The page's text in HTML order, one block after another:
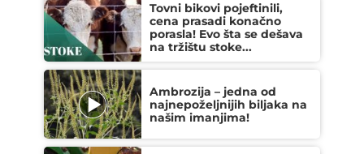
Tovni bikovi pojeftinili,
cena prasadi konačno
porasla! Evo šta se dešava
na tržištu stoke...
Ambrozija – jedna od
najnepoželjnijih biljaka na
našim imanjima!